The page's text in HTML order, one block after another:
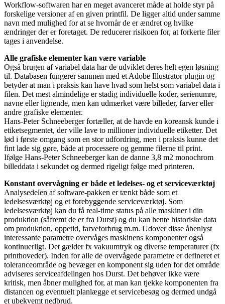
Workflow-softwaren har en meget avanceret måde at holde styr på
forskelige versioner af en given printfil. De ligger altid under samme
navn med mulighed for at se hvornår de er ændret og hvilke
ændringer der er foretaget. De reducerer risikoen for, at forkerte filer
tages i anvendelse.
Alle grafiske elementer kan være variable
Også brugen af variabel data har de udviklet deres helt egen løsning
til. Databasen fungerer sammen med et Adobe Illustrator plugin og
betyder at man i praksis kan have hvad som helst som variabel data i
filen. Det mest almindelige er stadig individuelle koder, serienumre,
navne eller lignende, men kan udmærket være billeder, farver eller
andre grafiske elementer.
Hans-Peter Schneeberger fortæller, at de havde en koreansk kunde i
etiketsegmentet, der ville lave to millioner individuelle etiketter. Det
lød i første omgang som en stor udfordring, men i praksis kunne det
fint lade sig gøre, både at processere og gemme filerne til print.
Ifølge Hans-Peter Schneeberger kan de danne 3,8 m2 monochrom
billeddata i sekundet og dermed rigeligt følge med printeren.
Konstant overvågning er både et ledelses- og et serviceværktøj
Analysedelen af software-pakken er tænkt både som et
ledelsesværktøj og et forebyggende serviceværktøj. Som
ledelsesværktøj kan du få real-time status på alle maskiner i din
produktion (såfremt de er fra Durst) og du kan hente historiske data
om produktion, oppetid, farveforbrug m.m. Udover disse åbenlyst
interessante parametre overvåges maskinens komponenter også
kontinuerligt. Det gælder fx vakuumtryk og diverse temperaturer (fx
printhoveder). Inden for alle de overvågede parametre er defineret et
toleranceområde og bevæger en komponent sig uden for det område
adviseres serviceafdelingen hos Durst. Det behøver ikke være
kritisk, men åbner mulighed for, at man kan tjekke komponenten fra
distancen og eventuelt planlægge et servicebesøg og dermed undgå
et ubekvemt nedbrud.